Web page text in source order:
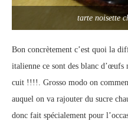
tarte noisette
Bon concrètement c’est quoi la
italienne ce sont des blanc d’œufs
cuit !!!!. Grosso modo on
auquel on va rajouter du sucre
donc fait spécialement pour